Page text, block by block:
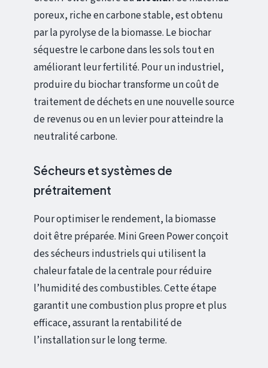
poreux, riche en carbone stable, est obtenu
par la pyrolyse de la biomasse. Le biochar
séquestre le carbone dans les sols tout en
améliorant leur fertilité. Pour un industriel,
produire du biochar transforme un coût de
traitement de déchets en une nouvelle source
de revenus ou en un levier pour atteindre la
neutralité carbone.
Sécheurs et systèmes de
prétraitement
Pour optimiser le rendement, la biomasse
doit être préparée. Mini Green Power conçoit
des sécheurs industriels qui utilisent la
chaleur fatale de la centrale pour réduire
l’humidité des combustibles. Cette étape
garantit une combustion plus propre et plus
efficace, assurant la rentabilité de
l’installation sur le long terme.